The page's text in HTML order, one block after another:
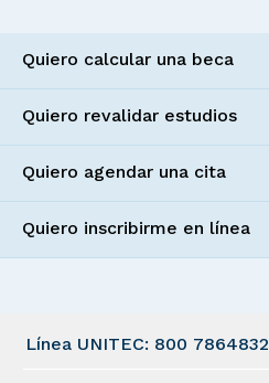
Quiero calcular una beca
Quiero revalidar estudios
Quiero agendar una cita
Quiero inscribirme en línea
Línea UNITEC: 800 7864832